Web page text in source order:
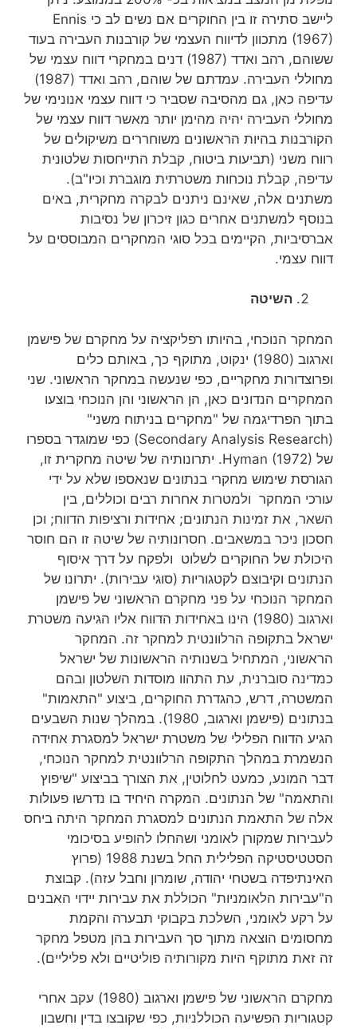
ליישב סתירה זו בין החוקרים אם נשים לב כי Ennis
(1967) מתכוון לדיווח העצמי של קורבנות העבירה בעוד
ששוהם, רהב ואדד (1987) דנים במחקרי דווח עצמי של
מחוללי העבירה. עמדתם של שוהם, רהב ואדד (1987)
עדיפה כאן, גם מהסיבה שסביר כי דווח עצמי אנונימי של
מחוללי העבירה יהיה מהימן יותר מאשר דווח עצמי של
הקורבנות בהיות הראשונים משוחררים משיקולים של
רווח משני (תביעות ביטוח, קבלת התייחסות שלטונית
עדיפה, קבלת נוכחות משטרתית מוגברת וכיו"ב).
משתנים אלה, שאינם ניתנים לבקרה מחקרית, באים
בנוסף למשתנים אחרים כגון זיכרון של נסיבות
אברסיביות, הקיימים בכל סוגי המחקרים המבוססים על
דווח עצמי.
השיטה
המחקר הנוכחי, בהיותו רפליקציה על מחקרם של פישמן
וארגוב (1980) ינקוט, מתוקף כך, באותם כלים
ופרוצדורות מחקריים, כפי שנעשה במחקר הראשוני. שני
המחקרים הנדונים כאן, הן הראשוני והן הנוכחי בוצעו
בתוך הפרדיגמה של "מחקרים בניתוח משני"
(Secondary Analysis Research) כפי שמוגדר בספרו
של Hyman (1972). יתרונותיה של שיטה מחקרית זו,
הגורסת שימוש מחקרי בנתונים שנאספו שלא על ידי
עורכי המחקר ולמטרות אחרות רבים וכוללים, בין
השאר, את זמינות הנתונים; אחידות ורציפות הדווח; וכן
חסכון ניכר במשאבים. חסרונותיה של שיטה זו הם חוסר
היכולת של החוקרים לשלוט ולפקח על דרך איסוף
הנתונים וקיבוצם לקטגוריות (סוגי עבירות). יתרונו של
המחקר הנוכחי על פני מחקרם הראשוני של פישמן
וארגוב (1980) הינו באחידות הדווח אליו הגיעה משטרת
ישראל בתקופה הרלוונטית למחקר זה. המחקר
הראשוני, המתחיל בשנותיה הראשונות של ישראל
כמדינה סוברנית, עת התהוו מוסדות השלטון ובהם
המשטרה, דרש, כהגדרת החוקרים, ביצוע "התאמות"
בנתונים (פישמן וארגוב, 1980). במהלך שנות השבעים
הגיע הדווח הפלילי של משטרת ישראל למסגרת אחידה
הנשמרת במהלך התקופה הרלוונטית למחקר הנוכחי,
דבר המונע, כמעט לחלוטין, את הצורך בביצוע "שיפוץ
והתאמה" של הנתונים. המקרה היחיד בו נדרשו פעולות
אלה של התאמת הנתונים למסגרת המחקר היתה ביחס
לעבירות שמקורן לאומני ושהחלו להופיע בסיכומי
הסטטיסטיקה הפלילית החל בשנת 1988 (פרוץ
האינתיפדה בשטחי יהודה, שומרון וחבל עזה). קבוצת
ה"עבירות הלאומניות" הכוללת את עבירות יידוי האבנים
על רקע לאומני, השלכת בקבוקי תבערה והקמת
מחסומים הוצאה מתוך סך העבירות בהן מטפל מחקר
זה זאת מתוקף היות מקורותיה פוליטיים ולא פליליים).
מחקרם הראשוני של פישמן וארגוב (1980) עקב אחרי
קטגוריות הפשיעה הכוללניות, כפי שקובצו בדין וחשבון